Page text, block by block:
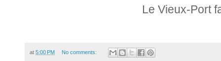
Le Vieux-Port
at 5:00 PM No comments: